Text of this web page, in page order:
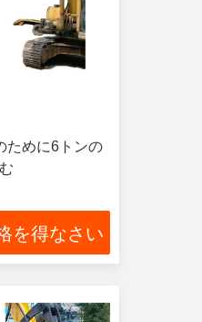
ために6トンの
を得なさい